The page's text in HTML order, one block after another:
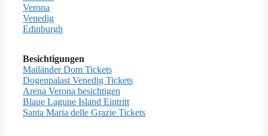
Verona
Venedig
Edinburgh
Besichtigungen
Mailänder Dom Tickets
Dogenpalast Venedig Tickets
Arena Verona besichtigen
Blaue Lagune Island Eintritt
Santa Maria delle Grazie Tickets